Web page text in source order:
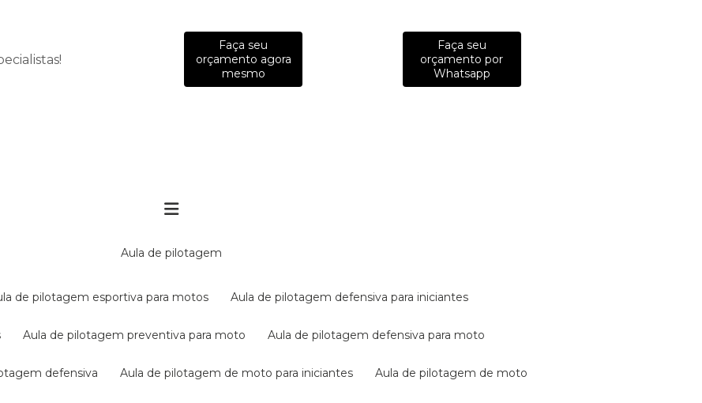
Faça seu
orçamento agora
mesmo
Faça seu
orçamento por
Whatsapp
aula de pilotagem
de pilotagem esportiva para motos aula de pilotagem defensiva para iniciantes
aula de pilotagem preventiva para moto aula de pilotagem defensiva para moto
defensiva aula de pilotagem de moto para iniciantes aula de pilotagem de moto